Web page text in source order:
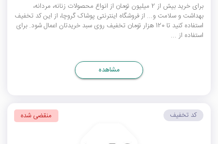
برای خرید بیش از 2 میلیون تومان از انواع محصولات زنانه، مردانه،
بهداشت و سلامت و... از فروشگاه اینترنتی پوشاک گروچا، از این کد تخفیف
استفاده کنید تا 120 هزار تومان تخفیف روی سبد خریدتان اعمال شود. برای
استفاده از ...
مشاهده
کد تخفیف منقضی شده